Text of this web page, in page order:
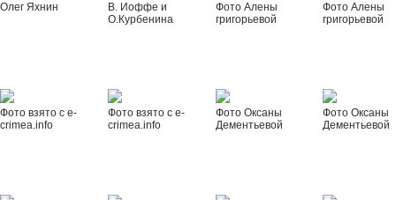
Олег Яхнин
В. Иоффе и
О.Курбенина
Фото Алены
григорьевой
Фото Алены
григорьевой
Фото взято с e-
crimea.info
Фото взято с e-
crimea.info
Фото Оксаны
Дементьевой
Фото Оксаны
Дементьевой